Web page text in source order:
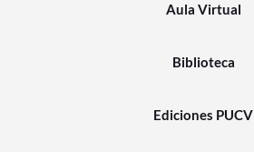
Aula Virtual
Biblioteca
Ediciones PUCV